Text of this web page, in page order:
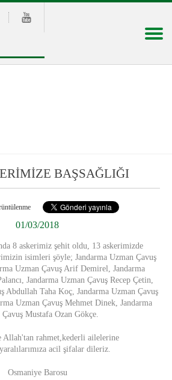
BAŞSAĞLIĞI
01/03/2018
8 askerimiz şehit oldu, 13 askerimizde
isimleri şöyle; Jandarma Uzman Çavuş
Uzman Çavuş Arif Demirel, Jandarma
Jandarma Uzman Çavuş Recep Çetin,
Abdullah Taha Koç, Jandarma Uzman Çavuş
Uzman Çavuş Mehmet Dinek, Jandarma
Çavuş Mustafa Ozan Gökçe.
Allah'tan rahmet,kederli ailelerine
acil şifalar dileriz.
Osmaniye Barosu